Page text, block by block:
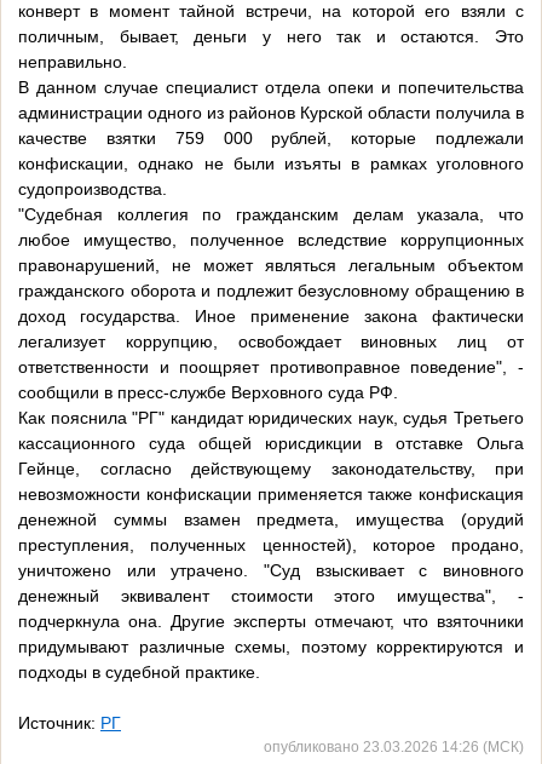
конверт в момент тайной встречи, на которой его взяли с
поличным, бывает, деньги у него так и остаются. Это
неправильно.
В данном случае специалист отдела опеки и попечительства
администрации одного из районов Курской области получила в
качестве взятки 759 000 рублей, которые подлежали
конфискации, однако не были изъяты в рамках уголовного
судопроизводства.
"Судебная коллегия по гражданским делам указала, что
любое имущество, полученное вследствие коррупционных
правонарушений, не может являться легальным объектом
гражданского оборота и подлежит безусловному обращению в
доход государства. Иное применение закона фактически
легализует коррупцию, освобождает виновных лиц от
ответственности и поощряет противоправное поведение", -
сообщили в пресс-службе Верховного суда РФ.
Как пояснила "РГ" кандидат юридических наук, судья Третьего
кассационного суда общей юрисдикции в отставке Ольга
Гейнце, согласно действующему законодательству, при
невозможности конфискации применяется также конфискация
денежной суммы взамен предмета, имущества (орудий
преступления, полученных ценностей), которое продано,
уничтожено или утрачено. "Суд взыскивает с виновного
денежный эквивалент стоимости этого имущества", -
подчеркнула она. Другие эксперты отмечают, что взяточники
придумывают различные схемы, поэтому корректируются и
подходы в судебной практике.
Источник: РГ
опубликовано 23.03.2026 14:26 (МСК)